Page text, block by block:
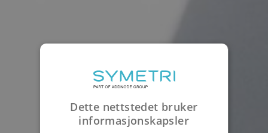
Dette nettstedet bruker
informasjonskapsler